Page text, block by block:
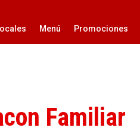
Menú Promociones
Familiar